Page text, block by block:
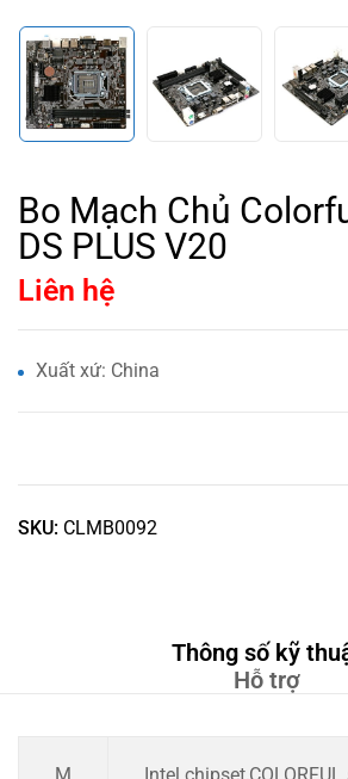
Bo Mạch Chủ
DS PLUS V20
Liên hệ
Xuất xứ: China
SKU: CLMB0092
Thông số kỹ
Hỗ trợ